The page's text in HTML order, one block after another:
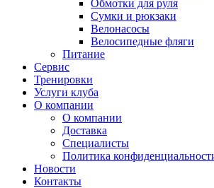
Обмотки для руля
Сумки и рюкзаки
Велонасосы
Велосипедные фляги
Питание
Сервис
Тренировки
Услуги клуба
О компании
О компании
Доставка
Специалисты
Политика
Новости
Контакты